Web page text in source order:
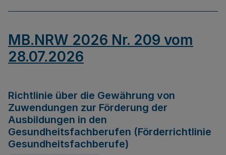
MB.NRW 2026 Nr. 209 vom
28.07.2026
Richtlinie über die Gewährung von
Zuwendungen zur Förderung der
Ausbildungen in den
Gesundheitsfachberufen (Förderrichtlinie
Gesundheitsfachberufe)